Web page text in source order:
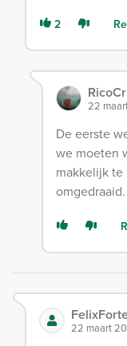
2
22
De eerste
we moeten
makkelijk
omgedraaid.
22 maart